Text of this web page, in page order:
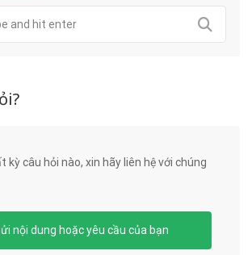
kỳ câu hỏi nào, xin hãy liên hệ với chúng
nội dung hoặc yêu cầu của bạn